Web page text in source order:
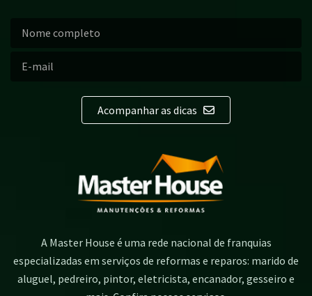
Acompanhar as dicas
A Master House é uma rede nacional de franquias
especializadas em serviços de reformas e reparos: marido de
aluguel, pedreiro, pintor, eletricista, encanador, gesseiro e